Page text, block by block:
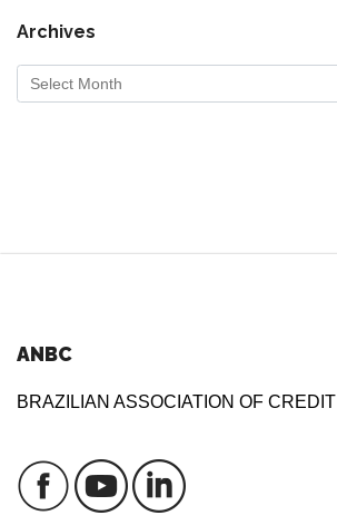
Archives
ANBC
BRAZILIAN ASSOCIATION OF